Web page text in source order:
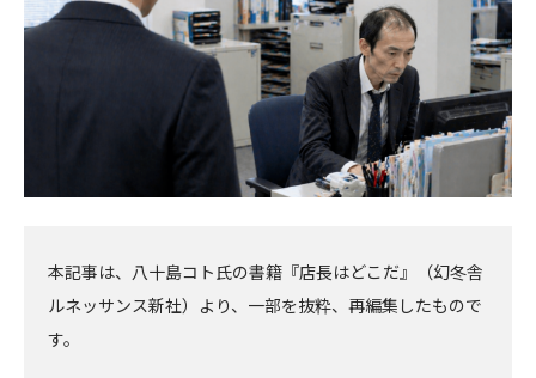
本記事は、八十島コト氏の書籍『店長はどこだ』（幻冬舎
ルネッサンス新社）より、一部を抜粋、再編集したもので
す。